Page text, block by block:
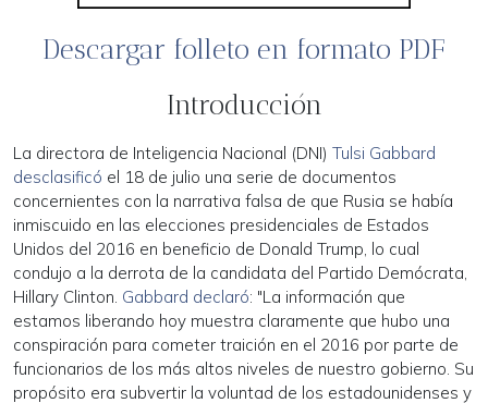
Descargar folleto en formato PDF
Introducción
La directora de Inteligencia Nacional (DNI) Tulsi Gabbard
desclasificó el 18 de julio una serie de documentos
concernientes con la narrativa falsa de que Rusia se había
inmiscuido en las elecciones presidenciales de Estados
Unidos del 2016 en beneficio de Donald Trump, lo cual
condujo a la derrota de la candidata del Partido Demócrata,
Hillary Clinton. Gabbard declaró: "La información que
estamos liberando hoy muestra claramente que hubo una
conspiración para cometer traición en el 2016 por parte de
funcionarios de los más altos niveles de nuestro gobierno. Su
propósito era subvertir la voluntad de los estadounidenses y